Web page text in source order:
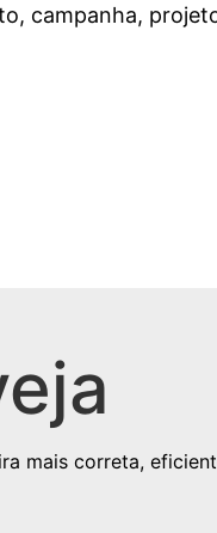
campanha,
mais correta,